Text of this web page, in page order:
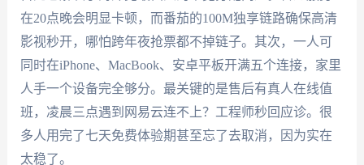
在20点晚会明显卡顿，而番茄的100M独享链路确保高清
影视秒开，哪怕跨年夜抢票都不掉链子。其次，一人可
同时在iPhone、MacBook、安卓平板开满五个连接，家里
人手一个设备完全够分。最关键的是售后有真人在线值
班，凌晨三点遇到网易云连不上？工程师秒回应诊。很
多人用完了七天免费体验期甚至忘了去取消，因为实在
太稳了。